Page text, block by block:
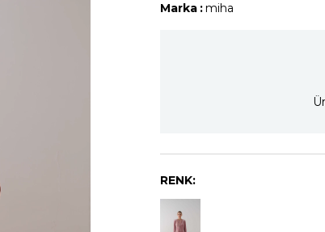
Marka :miha
RENK: